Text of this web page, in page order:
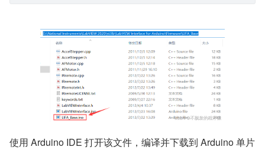
​使用 Arduino IDE 打开该文件，编译并下载到 Arduino 单片